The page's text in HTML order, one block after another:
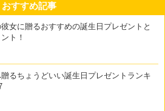
おすすめ記事
女に贈るおすすめの誕生日プレゼントと
ト！
るちょうどいい誕生日プレゼントランキ